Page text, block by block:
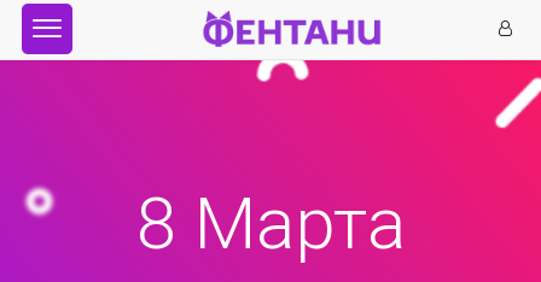
8 Марта